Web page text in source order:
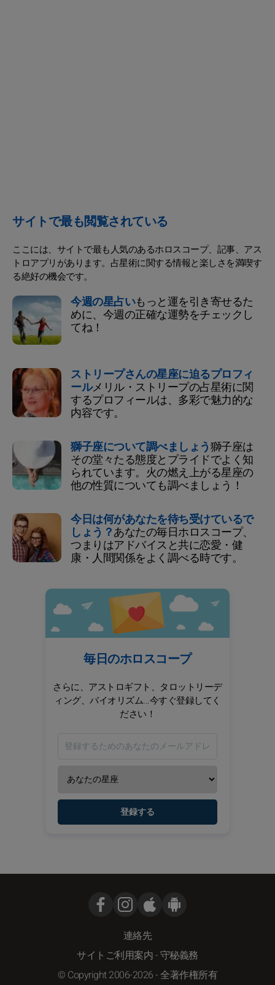
サイトで最も閲覧されている
ここには、サイトで最も人気のあるホロスコープ、記事、アス
トロアプリがあります。占星術に関する情報と楽しさを満喫す
る絶好の機会です。
今週の星占いもっと運を引き寄せるた
めに、今週の正確な運勢をチェックし
てね！
ストリープさんの星座に迫るプロフィ
ールメリル・ストリープの占星術に関
するプロフィールは、多彩で魅力的な
内容です。
獅子座について調べましょう獅子座は
その堂々たる態度とプライドでよく知
られています。火の燃え上がる星座の
他の性質についても調べましょう！
今日は何があなたを待ち受けているで
しょう？あなたの毎日ホロスコープ、
つまりはアドバイスと共に恋愛・健
康・人間関係をよく調べる時です。
毎日のホロスコープ
さらに、アストロギフト、タロットリーデ
ィング、バイオリズム...今すぐ登録してく
ださい！
登録する
連絡先
サイトご利用案内-守秘義務
© Copyright 2006-2026 - 全著作権所有